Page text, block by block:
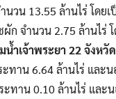
Search
นวน 13.55 ล้านไร่ โด
ก จำนวน 2.75 ล้านไร่
น้ำเจ้าพระยา 22 จังหวัด
ทาน 6.64 ล้านไร่ และ
าน 0.10 ล้านไร่ และ